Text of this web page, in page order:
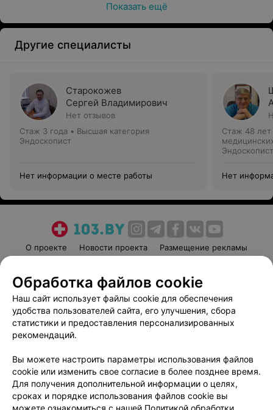
Показать ещё
Другие специалисты
Старокожев
Сергей Владимирович
Нет отзывов
Стаж 3 года • Высшая категория
Эндоскопист
Нет информации о месте работы
Стаж 48 лет
Эндоскопист
Нет
О проекте Новости проекта
Размещение рекламы
Пользовательское соглашение
Способы оплаты
Вакансии
Партнеры
Написать руководителю 103.by
Обработка персональных данных
Обработка файлов cookie
Наш сайт использует файлы cookie для обеспечения
удобства пользователей сайта, его улучшения, сбора
статистики и предоставления персонализированных
рекомендаций.
Вы можете настроить параметры использования файлов
cookie или изменить свое согласие в более позднее время.
Для получения дополнительной информации о целях,
сроках и порядке использования файлов cookie вы
можете ознакомиться с нашей Политикой обработки